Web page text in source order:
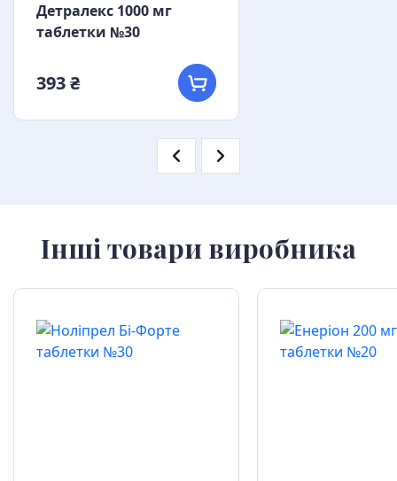
Детралекс 1000 мг
таблетки №30
393 ₴
Інші товари виробника